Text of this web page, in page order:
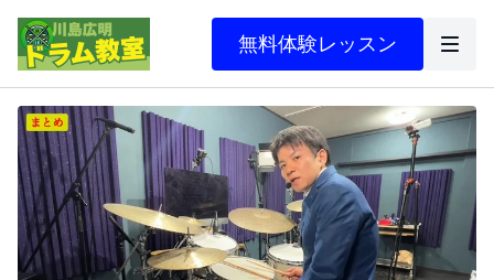
無料体験レッスン